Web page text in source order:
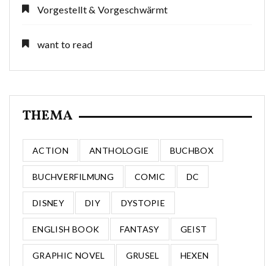
Vorgestellt & Vorgeschwärmt
want to read
THEMA
ACTION ANTHOLOGIE BUCHBOX
BUCHVERFILMUNG COMIC DC
DISNEY DIY DYSTOPIE
ENGLISH BOOK FANTASY GEIST
GRAPHIC NOVEL GRUSEL HEXEN